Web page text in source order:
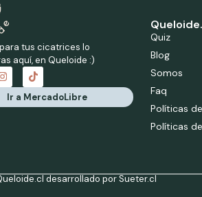
tus cicatrices lo
aquí, en Queloide :)
Ir a MercadoLibre
Quiz
Blog
Somos
Faq
Políticas
Políticas
desarrollado por Sueter.cl